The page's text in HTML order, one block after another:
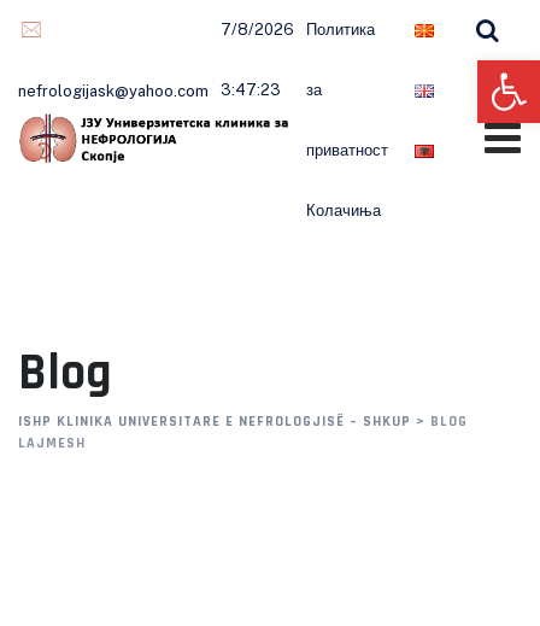
nefrologijask@yahoo.com
7/8/2026
3:47:23
Политика
за
приватност
Колачиња
Blog
ISHP KLINIKA UNIVERSITARE E NEFROLOGJISË – SHKUP > BLOG
LAJMESH